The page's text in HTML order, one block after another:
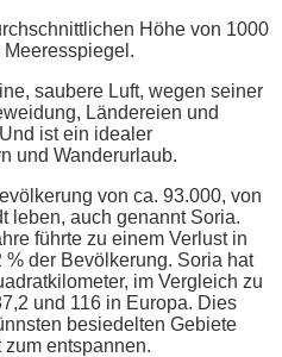
Höhe von 1000
saubere Luft, wegen seiner
Ländereien und
ist ein idealer
und Wanderurlaub.
von ca. 93.000, von
leben, auch genannt Soria.
führte zu einem Verlust in
der Bevölkerung. Soria hat
im Vergleich zu
und 116 in Europa. Dies
besiedelten Gebiete
zum entspannen.